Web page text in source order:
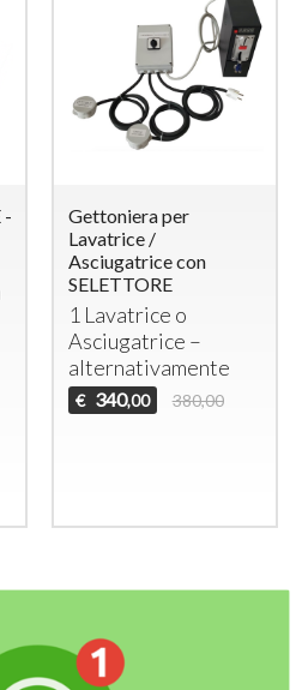
Erogatore di TESSERE -
con Lettore di
Banconote e Monete
Macchina che eroga
tessere
€ 1.450,00